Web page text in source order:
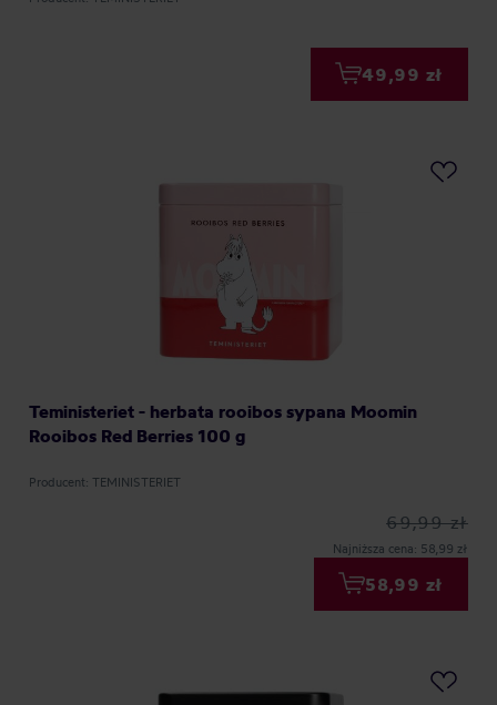
49,99 zł
Teministeriet - herbata rooibos sypana Moomin
Rooibos Red Berries 100 g
Producent: TEMINISTERIET
69,99 zł
Najniższa cena: 58,99 zł
58,99 zł